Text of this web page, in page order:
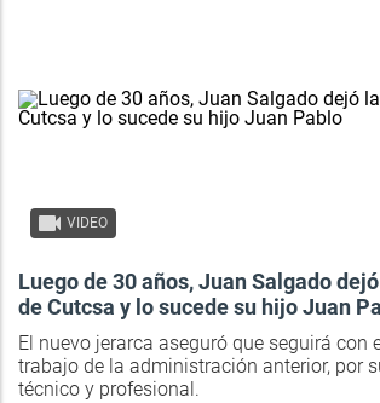
VIDEO
Luego de 30 años, Juan Salgado
de Cutcsa y lo sucede su hijo Juan
El nuevo jerarca aseguró que seguirá con
trabajo de la administración anterior, por
técnico y profesional.